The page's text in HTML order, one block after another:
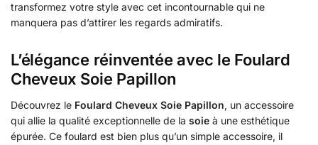
transformez votre style avec cet incontournable qui ne
manquera pas d’attirer les regards admiratifs.
L’élégance réinventée avec le Foulard
Cheveux Soie Papillon
Découvrez le Foulard Cheveux Soie Papillon, un accessoire
qui allie la qualité exceptionnelle de la soie à une esthétique
épurée. Ce foulard est bien plus qu’un simple accessoire, il